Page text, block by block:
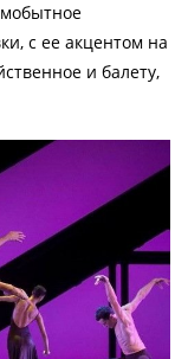
с ее акцентом на
и балету,